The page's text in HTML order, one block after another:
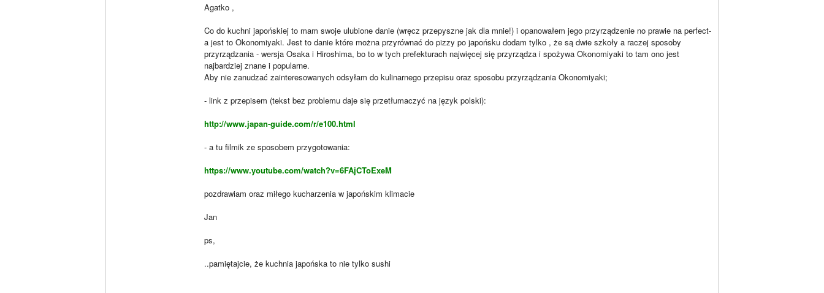
Agatko ,
Co do kuchni japońskiej to mam swoje ulubione danie (wręcz przepyszne jak dla mnie!) i opanowałem jego przyrządzenie no prawie na perfect-
a jest to Okonomiyaki. Jest to danie które można przyrównać do pizzy po japońsku dodam tylko , że są dwie szkoły a raczej sposoby
przyrządzania - wersja Osaka i Hiroshima, bo to w tych prefekturach najwięcej się przyrządza i spożywa Okonomiyaki to tam ono jest
najbardziej znane i popularne.
Aby nie zanudzać zainteresowanych odsyłam do kulinarnego przepisu oraz sposobu przyrządzania Okonomiyaki;
- link z przepisem (tekst bez problemu daje się przetłumaczyć na język polski):
http://www.japan-guide.com/r/e100.html
- a tu filmik ze sposobem przygotowania:
https://www.youtube.com/watch?v=6FAjCToExeM
pozdrawiam oraz miłego kucharzenia w japońskim klimacie
Jan
ps,
..pamiętajcie, że kuchnia japońska to nie tylko sushi